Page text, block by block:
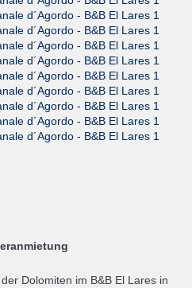
Dolomiten im B&B El Lares in